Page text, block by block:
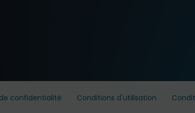
confidentialité Conditions d'utilisation